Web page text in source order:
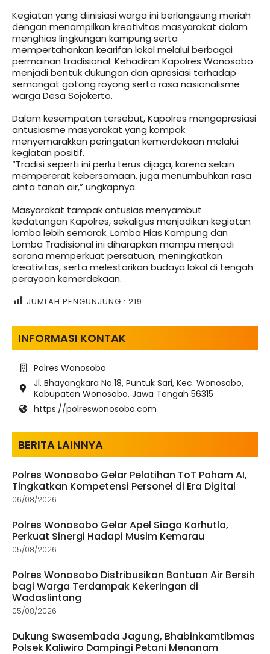
Kegiatan yang diinisiasi warga ini berlangsung meriah
dengan menampilkan kreativitas masyarakat dalam
menghias lingkungan kampung serta
mempertahankan kearifan lokal melalui berbagai
permainan tradisional. Kehadiran Kapolres Wonosobo
menjadi bentuk dukungan dan apresiasi terhadap
semangat gotong royong serta rasa nasionalisme
warga Desa Sojokerto.
Dalam kesempatan tersebut, Kapolres mengapresiasi
antusiasme masyarakat yang kompak
menyemarakkan peringatan kemerdekaan melalui
kegiatan positif.
“Tradisi seperti ini perlu terus dijaga, karena selain
mempererat kebersamaan, juga menumbuhkan rasa
cinta tanah air,” ungkapnya.
Masyarakat tampak antusias menyambut
kedatangan Kapolres, sekaligus menjadikan kegiatan
lomba lebih semarak. Lomba Hias Kampung dan
Lomba Tradisional ini diharapkan mampu menjadi
sarana memperkuat persatuan, meningkatkan
kreativitas, serta melestarikan budaya lokal di tengah
perayaan kemerdekaan.
JUMLAH PENGUNJUNG : 219
INFORMASI KONTAK
Polres Wonosobo
Jl. Bhayangkara No.18, Puntuk Sari, Kec. Wonosobo,
Kabupaten Wonosobo, Jawa Tengah 56315
https://polreswonosobo.com
BERITA LAINNYA
Polres Wonosobo Gelar Pelatihan ToT Paham AI,
Tingkatkan Kompetensi Personel di Era Digital
06/08/2026
Polres Wonosobo Gelar Apel Siaga Karhutla,
Perkuat Sinergi Hadapi Musim Kemarau
05/08/2026
Polres Wonosobo Distribusikan Bantuan Air Bersih
bagi Warga Terdampak Kekeringan di
Wadaslintang
05/08/2026
Dukung Swasembada Jagung, Bhabinkamtibmas
Polsek Kaliwiro Dampingi Petani Menanam